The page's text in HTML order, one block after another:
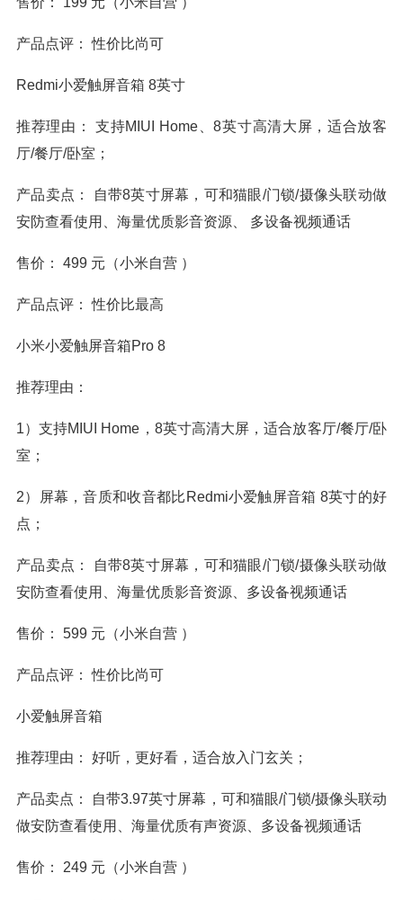
产品点评： 性价比尚可
Redmi小爱触屏音箱 8英寸
推荐理由： 支持MIUI Home、8英寸高清大屏，适合放客
厅/餐厅/卧室；
产品卖点： 自带8英寸屏幕，可和猫眼/门锁/摄像头联动做
安防查看使用、海量优质影音资源、 多设备视频通话
售价： 499 元（小米自营 ）
产品点评： 性价比最高
小米小爱触屏音箱Pro 8
推荐理由：
1）支持MIUI Home，8英寸高清大屏，适合放客厅/餐厅/卧
室；
2）屏幕，音质和收音都比Redmi小爱触屏音箱 8英寸的好
点；
产品卖点： 自带8英寸屏幕，可和猫眼/门锁/摄像头联动做
安防查看使用、海量优质影音资源、多设备视频通话
售价： 599 元（小米自营 ）
产品点评： 性价比尚可
小爱触屏音箱
推荐理由： 好听，更好看，适合放入门玄关；
产品卖点： 自带3.97英寸屏幕，可和猫眼/门锁/摄像头联动
做安防查看使用、海量优质有声资源、多设备视频通话
售价： 249 元（小米自营 ）